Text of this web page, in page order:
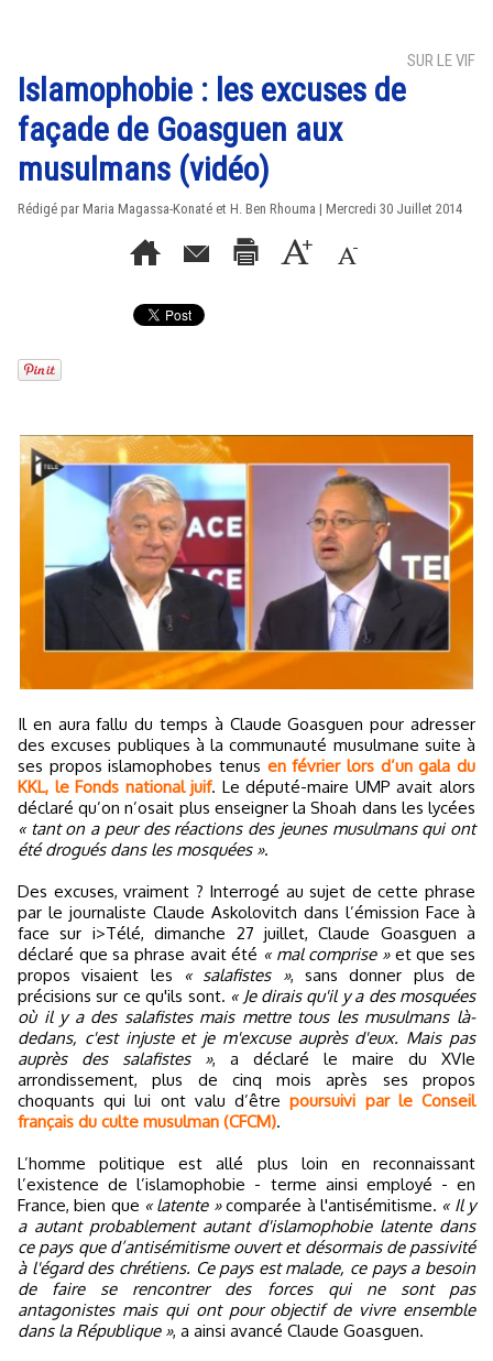
SUR LE VIF
Islamophobie : les excuses de
façade de Goasguen aux
musulmans (vidéo)
Rédigé par Maria Magassa-Konaté et H. Ben Rhouma | Mercredi 30 Juillet 2014
Il en aura fallu du temps à Claude Goasguen pour adresser
des excuses publiques à la communauté musulmane suite à
ses propos islamophobes tenus en février lors d’un gala du
KKL, le Fonds national juif. Le député-maire UMP avait alors
déclaré qu’on n’osait plus enseigner la Shoah dans les lycées
« tant on a peur des réactions des jeunes musulmans qui ont
été drogués dans les mosquées ».
Des excuses, vraiment ? Interrogé au sujet de cette phrase
par le journaliste Claude Askolovitch dans l’émission Face à
face sur i>Télé, dimanche 27 juillet, Claude Goasguen a
déclaré que sa phrase avait été « mal comprise »et que ses
propos visaient les
« salafistes », sans donner plus de
précisions sur ce qu'ils sont. « Je dirais qu'il y a des mosquées
où il y a des salafistes mais mettre tous les musulmans là-
dedans, c'est injuste et je m'excuse auprès d'eux. Mais pas
auprès des salafistes », a déclaré le maire du XVIe
arrondissement, plus de cinq mois après ses propos
choquants qui lui ont valu d’être poursuivi par le Conseil
français du culte musulman (CFCM).
L’homme politique est allé plus loin en reconnaissant
l’existence de l’islamophobie - terme ainsi employé - en
France, bien que « latente »comparée à l'antisémitisme. « Il y
a autant probablement autant d'islamophobie latente dans
ce pays que d’antisémitisme ouvert et désormais de passivité
à l'égard des chrétiens. Ce pays est malade, ce pays a besoin
de faire se rencontrer des forces qui ne sont pas
antagonistes mais qui ont pour objectif de vivre ensemble
dans la République », a ainsi avancé Claude Goasguen.